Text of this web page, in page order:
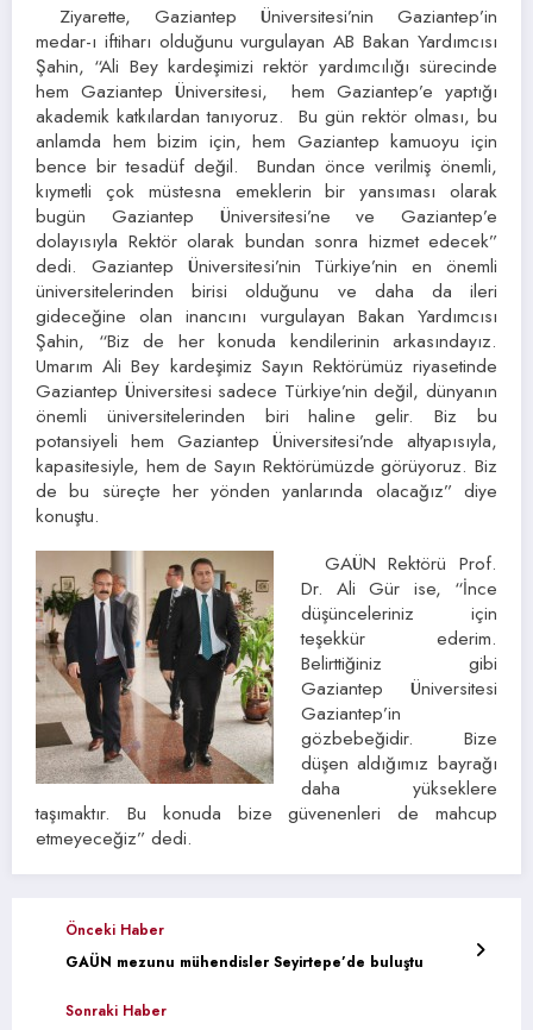
Ziyarette, Gaziantep Üniversitesi’nin Gaziantep’in
medar-ı iftiharı olduğunu vurgulayan AB Bakan Yardımcısı
Şahin, “Ali Bey kardeşimizi rektör yardımcılığı sürecinde
hem Gaziantep Üniversitesi, hem Gaziantep’e yaptığı
akademik katkılardan tanıyoruz. Bu gün rektör olması, bu
anlamda hem bizim için, hem Gaziantep kamuoyu için
bence bir tesadüf değil. Bundan önce verilmiş önemli,
kıymetli çok müstesna emeklerin bir yansıması olarak
bugün Gaziantep Üniversitesi’ne ve Gaziantep’e
dolayısıyla Rektör olarak bundan sonra hizmet edecek”
dedi. Gaziantep Üniversitesi’nin Türkiye’nin en önemli
üniversitelerinden birisi olduğunu ve daha da ileri
gideceğine olan inancını vurgulayan Bakan Yardımcısı
Şahin, “Biz de her konuda kendilerinin arkasındayız.
Umarım Ali Bey kardeşimiz Sayın Rektörümüz riyasetinde
Gaziantep Üniversitesi sadece Türkiye’nin değil, dünyanın
önemli üniversitelerinden biri haline gelir. Biz bu
potansiyeli hem Gaziantep Üniversitesi’nde altyapısıyla,
kapasitesiyle, hem de Sayın Rektörümüzde görüyoruz. Biz
de bu süreçte her yönden yanlarında olacağız” diye
konuştu.
GAÜN Rektörü Prof.
Dr. Ali Gür ise, “İnce
düşünceleriniz için
teşekkür ederim.
Belirttiğiniz gibi
Gaziantep Üniversitesi
Gaziantep’in
gözbebeğidir. Bize
düşen aldığımız bayrağı
daha yükseklere
taşımaktır. Bu konuda bize güvenenleri de mahcup
etmeyeceğiz” dedi.
Önceki Haber
GAÜN mezunu mühendisler Seyirtepe’de buluştu
Sonraki Haber